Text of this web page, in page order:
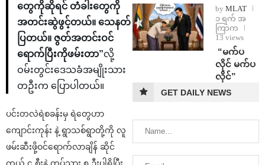
တွေကိုဆိုရင် တံခါးတွေကို
အတင်းဆွဲဖွင့်တယ်။ သေနတ်
ပြတယ်။ ဇွတ်အတင်းဝင်
ရောက်ပြီးကိုဖမ်းတာ”လို့
ဝမ်းတွင်းဒေသခံအမျိုးသား
တဦးက ပြောပါတယ်။
ပင်းတလဲရဲစခန်းမှ ရဲတွေဟာ
ကျောင်းကုန်း နဲ့ ရွာသစ်ရွာတို့ကို လူ
ဖမ်းဆီးဖို့ဝင်ရောက်လာချိန် ဆိုင်
ကယ် ၄ စီးနဲ့ တပ်သား ၈ ဦးပါရှိပြီး
by MLAT
၁ ရက် အ
ကြာက
13 views
⁨ ⁨“မက်ပ
လိုင် မက်ပ
လိုင်”
GET DAILY NEWS